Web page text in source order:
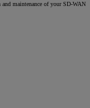
maintenance of your SD-WAN